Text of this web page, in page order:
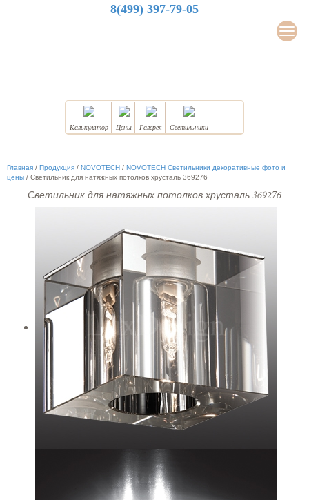
8(499) 397-79-05
Калькулятор Цены Галерея Светильники
Главная / Продукция / NOVOTECH / NOVOTECH Светильники декоративные фото и
цены / Светильник для натяжных потолков хрусталь 369276
Светильник для натяжных потолков хрусталь 369276